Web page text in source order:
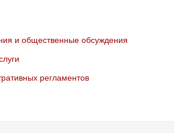
и общественные обсуждения
регламентов